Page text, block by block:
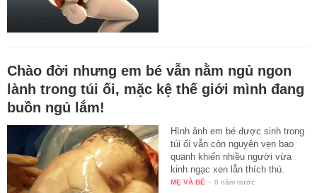
Chào đời nhưng em bé vẫn nằm ngủ ngon
lành trong túi ối, mặc kệ thế giới mình đang
buồn ngủ lắm!
Hình ảnh em bé được sinh trong
túi ối vẫn còn nguyên vẹn bao
quanh khiến nhiều người vừa
kinh ngạc xen lẫn thích thú.
MẸ VÀ BÉ - 8 năm trước